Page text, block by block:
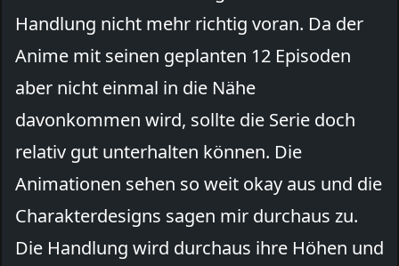
Handlung nicht mehr richtig voran. Da der
Anime mit seinen geplanten 12 Episoden
aber nicht einmal in die Nähe
davonkommen wird, sollte die Serie doch
relativ gut unterhalten können. Die
Animationen sehen so weit okay aus und die
Charakterdesigns sagen mir durchaus zu.
Die Handlung wird durchaus ihre Höhen und